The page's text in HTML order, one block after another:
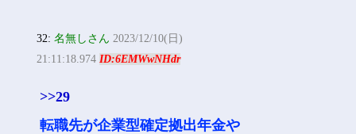
32:名無しさん 2023/12/10(日)
21:11:18.974ID:6EMWwNHdr
>>29
転職先が企業型確定拠出年金や